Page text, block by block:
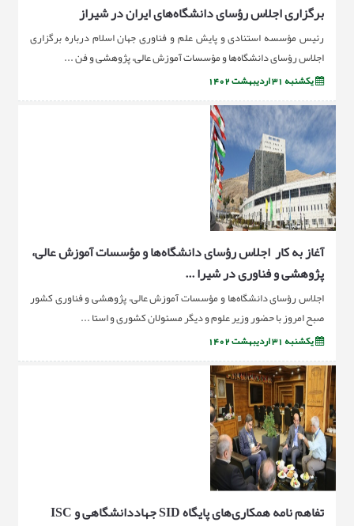
برگزاری اجلاس رؤسای دانشگاه‌های ایران در شیراز
رئیس مؤسسه استنادی و پایش علم و فناوری جهان اسلام درباره برگزاری
اجلاس رؤسای دانشگاه‌ها و مؤسسات آموزش عالی، پژوهشی و فن ...
یکشنبه 31 اردیبهشت 1402
آغاز به کار اجلاس رؤسای دانشگاه‌ها و مؤسسات آموزش عالی،
پژوهشی و فناوری در شیرا ...
اجلاس رؤسای دانشگاه‌ها و مؤسسات آموزش عالی، پژوهشی و فناوری کشور
صبح امروز با حضور وزیر علوم و دیگر مسئولان کشوری و استا ...
یکشنبه 31 اردیبهشت 1402
تفاهم نامه همکاری‌های پایگاه SID جهاددانشگاهی و ISC